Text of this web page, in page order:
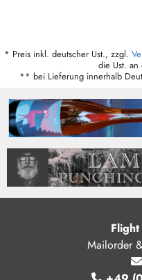
* Preis inkl. deutscher Ust., zzgl.
die Ust. an
** bei Lieferung innerhalb
Mailorder